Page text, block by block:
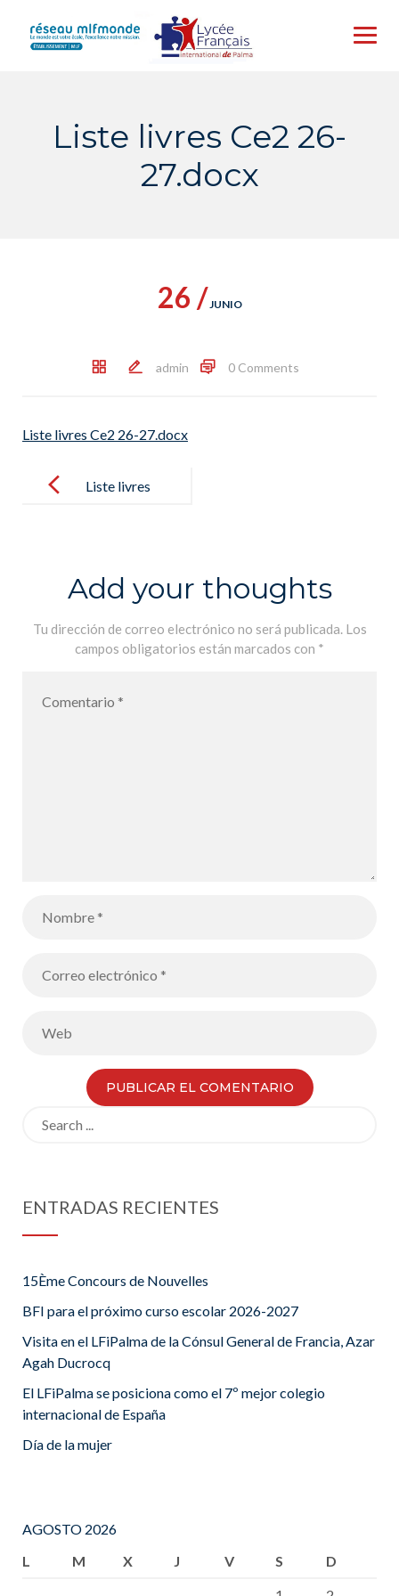
content
Liste livres Ce2 26-
27.docx
26 /JUNIO
admin 0 Comments
Liste livres Ce2 26-27.docx
navigation Liste livres
Add your thoughts
Tu dirección de correo electrónico no será publicada. Los
campos obligatorios están marcados con *
ENTRADAS RECIENTES
15Ème Concours de Nouvelles
BFI para el próximo curso escolar 2026-2027
Visita en el LFiPalma de la Cónsul General de Francia, Azar
Agah Ducrocq
El LFiPalma se posiciona como el 7º mejor colegio
internacional de España
Día de la mujer
AGOSTO 2026
L
M X J V S
D